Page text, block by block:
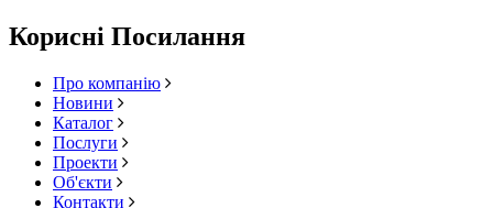
Корисні Посилання
Про компанію
Новини
Каталог
Послуги
Проекти
Об'єкти
Контакти